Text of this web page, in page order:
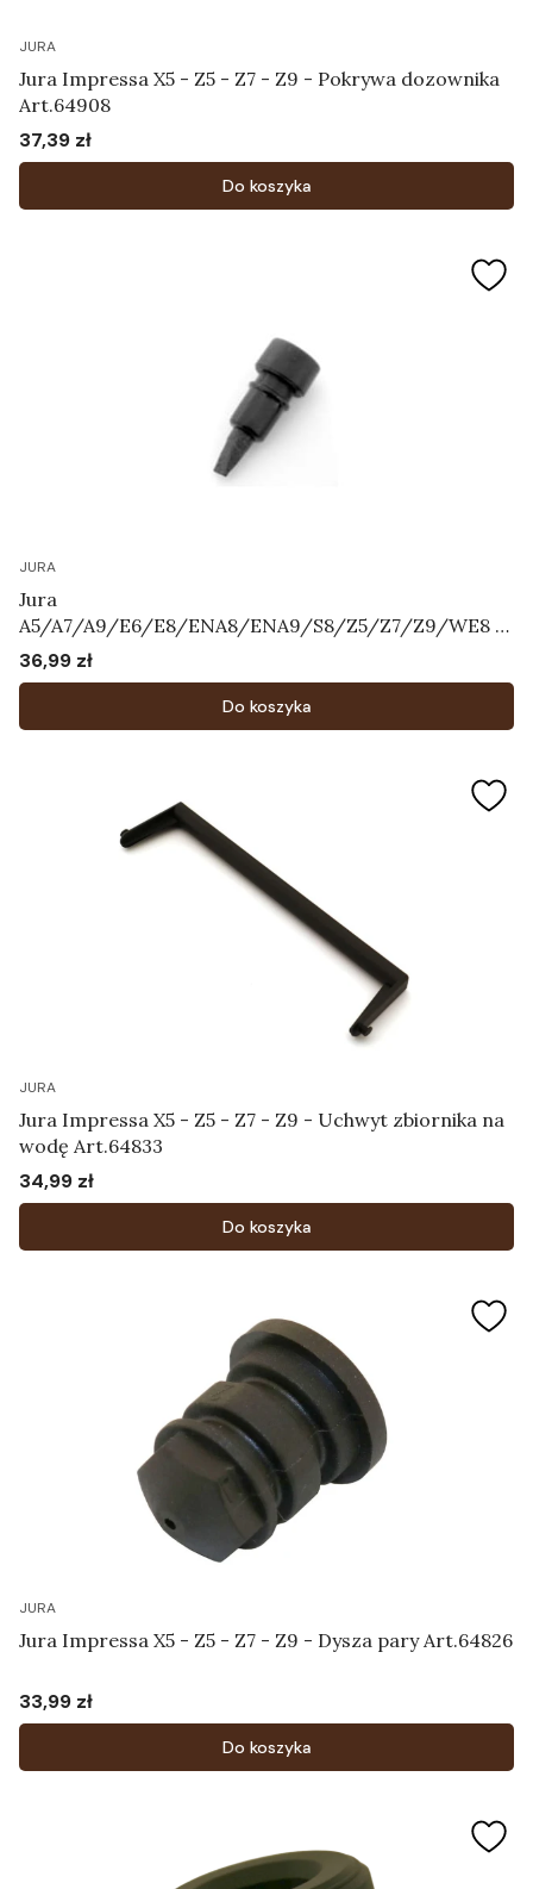
JURA
Jura Impressa X5 - Z5 - Z7 - Z9 - Pokrywa dozownika
Art.64908
Cena
37,39 zł
Do koszyka
JURA
Jura
A5/A7/A9/E6/E8/ENA8/ENA9/S8/Z5/Z7/Z9/WE8 -
napowietrzacz "grzybek"
Cena
36,99 zł
Do koszyka
JURA
Jura Impressa X5 - Z5 - Z7 - Z9 - Uchwyt zbiornika na
wodę Art.64833
Cena
34,99 zł
Do koszyka
JURA
Jura Impressa X5 - Z5 - Z7 - Z9 - Dysza pary Art.64826
Cena
33,99 zł
Do koszyka